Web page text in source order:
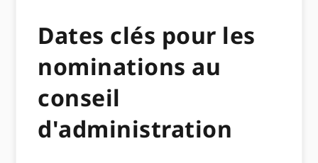
Dates clés pour les
nominations au
conseil
d'administration